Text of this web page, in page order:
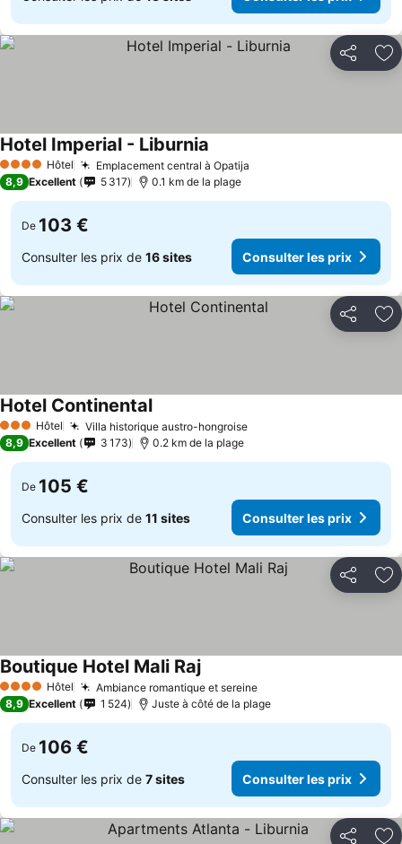
Partager
4 Étoiles Hôtel Emplacement central à Opatija
Hotel Imperial - Liburnia
8,9 Excellent 5 317 0.1 km de la plage
De 103 €
Consulter les prix de 16 sites Consulter les prix
Partager
3 ÉtoilesHôtel Villa historique austro-hongroise
Hotel Continental
8,9 Excellent 3 173 0.2 km de la plage
De 105 €
Consulter les prix de 11 sites Consulter les prix
Partager
4 Étoiles Hôtel Ambiance romantique et sereine
Boutique Hotel Mali Raj
8,9 Excellent 1 524 Juste à côté de la plage
De 106 €
Consulter les prix de 7 sites Consulter les prix